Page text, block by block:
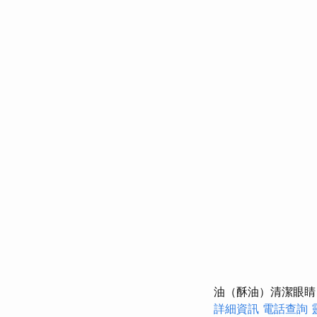
油（酥油）清潔眼
詳細資訊 電話查詢